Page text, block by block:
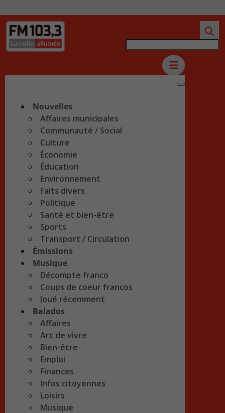
Nouvelles
Affaires municipales
Communauté / Social
Culture
Économie
Éducation
Environnement
Faits divers
Politique
Santé et bien-être
Sports
Transport / Circulation
Émissions
Musique
Décompte franco
Coups de coeur francos
Joué récemment
Balados
Affaires
Art de vivre
Bien-être
Emploi
Finances
Infos citoyennes
Loisirs
Musique